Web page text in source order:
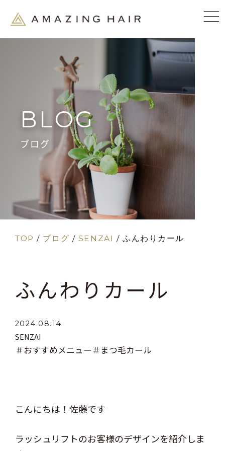
BLOG
ブログ
TOP / ブログ / SENZAI /ふんわりカール
ふんわりカール
2024.08.14
SENZAI
＃おすすめメニュー ＃まつ毛カール
こんにちは！佐藤です
ラッシュリフトのお客様のデザインを紹介しま